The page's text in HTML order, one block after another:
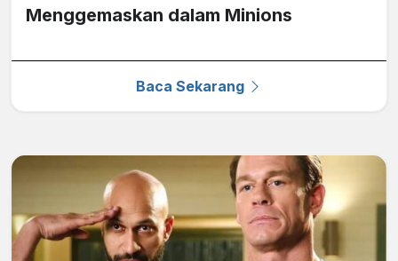
Menggemaskan dalam Minions
Baca Sekarang